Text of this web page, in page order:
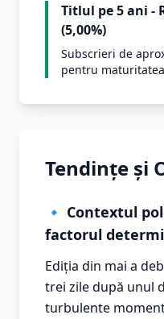
Titlul pe 5 ani -
(5,00%)
Subscrieri de
pentru
Tendințe și
🔹 Contextul
factorul
Ediția din mai a
trei zile după unul
turbulente